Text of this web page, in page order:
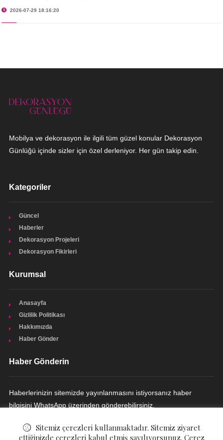
2026-07-29 18:16:20
Mobilya ve dekorasyon ile ilgili tüm güzel konular Dekorasyon
Günlüğü içinde sizler için özel derleniyor. Her gün takip edin.
Kategoriler
Güncel
Haberler
Dekorasyon Projeleri
Dekorasyon Fikirleri
Kurumsal
Anasayfa
Gizlilik Politikası
Hakkımızda
Haber Gönder
Haber Gönderin
Haberlerinizin sitemizde yayınlanmasını istiyorsanız haber
bilgisini WhatsApp üzerinden gönderebilirsiniz.
Sitemiz çerezleri kullanmaktadır. Sitemiz ziyaret
ettiğinizde çerezleri kabul etmiş sayılıyorsunuz. Çerez